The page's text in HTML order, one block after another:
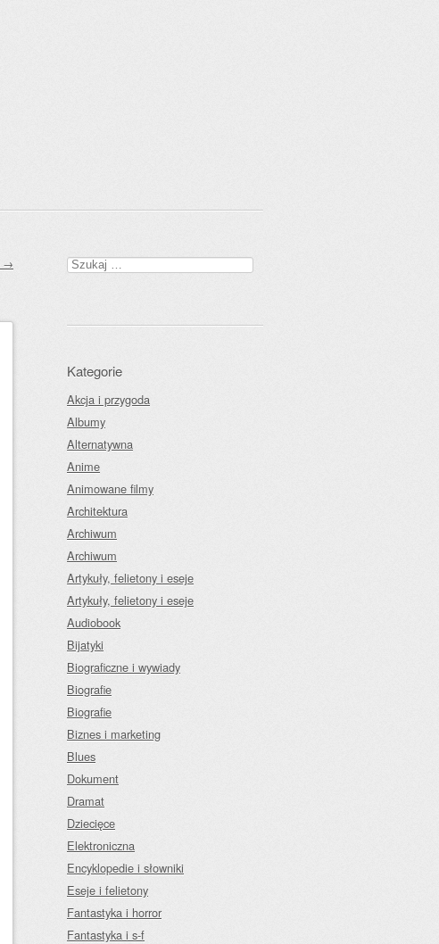
→ Szukaj:
Kategorie
Akcja i przygoda
Albumy
Alternatywna
Anime
Animowane filmy
Architektura
Archiwum
Archiwum
Artykuły, felietony i eseje
Artykuły, felietony i eseje
Audiobook
Bijatyki
Biograficzne i wywiady
Biografie
Biografie
Biznes i marketing
Blues
Dokument
Dramat
Dziecięce
Elektroniczna
Encyklopedie i słowniki
Eseje i felietony
Fantastyka i horror
Fantastyka i s-f